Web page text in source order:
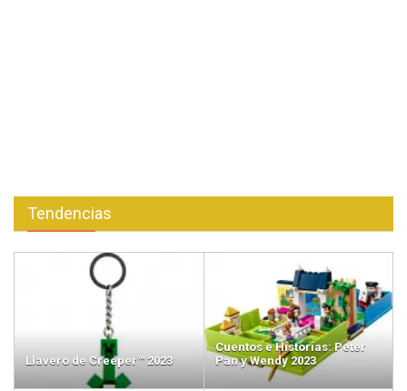
Tendencias
Llavero de Creeper™ 2023
Cuentos e Historias: Peter
Pan y Wendy 2023